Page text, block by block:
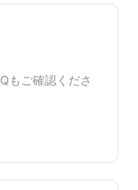
もご確認くださ